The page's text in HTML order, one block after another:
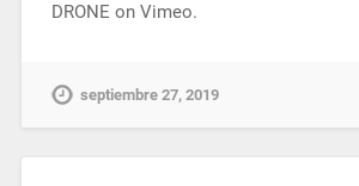
DRONE on Vimeo.
septiembre 27, 2019